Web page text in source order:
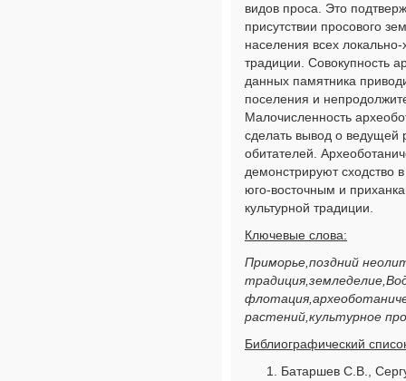
видов проса. Это
присутствии просового
населения всех локально-
традиции. Совокупность
данных памятника
поселения и
Малочисленность
сделать вывод о ведущей
обитателей.
демонстрируют сходство
юго-восточным и
культурной традиции.
Ключевые слова:
Приморье,поздний
растений,культурное
Библиографический
Батаршев С.В.,